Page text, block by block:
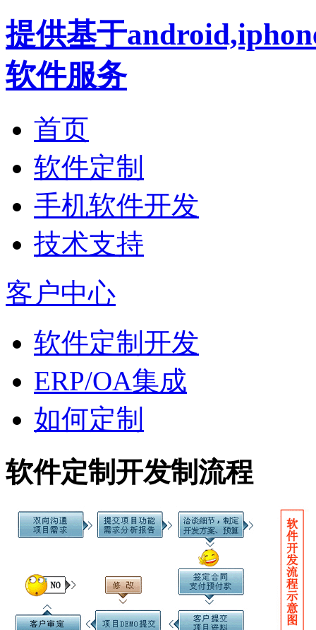
提供基于
软件服务
首页
软件定制
手机软件开发
技术支持
客户中心
软件定制开发
ERP/OA集成
如何定制
软件定制开发制流程